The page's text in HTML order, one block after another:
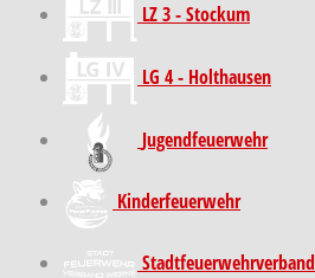
LZ 3 - Stockum
LG 4 - Holthausen
Jugendfeuerwehr
Kinder­feuer­wehr
Stadt­feuer­wehr­verband